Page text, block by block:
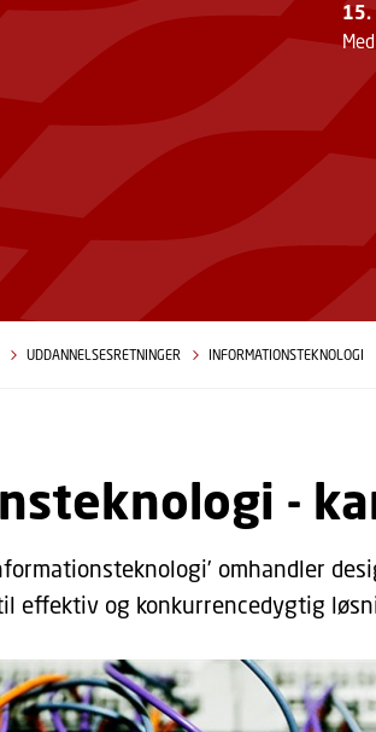
15.
UDDANNELSESRETNINGER INFORMATIONSTEKNOLOGI
-
omhandler
effektiv og konkurrencedygtig